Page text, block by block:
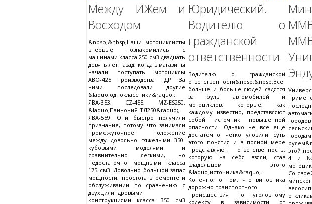
Между ИЖем и
Восходом
&nbsp;&nbsp;Наши мотоциклисты
впервые познакомились с
машинами класса 250 см3 двадцать
девять лет назад, когда в магазины
начали поступать мотоциклы
АВО-425 производства ГДР. За
ними последовали другие
&laquo;одноклассники&raquo;:
ЯВА-353, CZ-455, MZ-ES250.
&laquo;ПаннониЯ-ТЛ250&raquo;,
ЯВА-559. Они быстро получили
признание, потому что занимали
промежуточное положение
между довольно тяжелыми 350-
кубовыми моделями и
сравнительно легкими, но
недостаточно мощными класса
175 см3. Довольно большой запас
мощности, простота в ремонте и
обслуживании по сравнению с
двухцилиндровыми
конструкциями класса 350 см3
Юридический.
Водителю о
гражданской
ответственности
Водителю о гражданской
ответственности&nbsp;&nbsp;Все
больше и больше людей садятся
за руль автомобилей и
мотоциклов, которые, как
каждому известно, представляют
собой источник повышенной
опасности. Однако не все еще
достаточно четко уловили суть
этого понятия и в полной мере
представляют ответственность,
которую на себя взяли, став
владельцем этого
&laquo;источника&raquo;.
Конечно, о том, что виновника
дорожно-транспортного
происшествия по уголовному
кодексу в зависимости от
этой
4 и №
Со